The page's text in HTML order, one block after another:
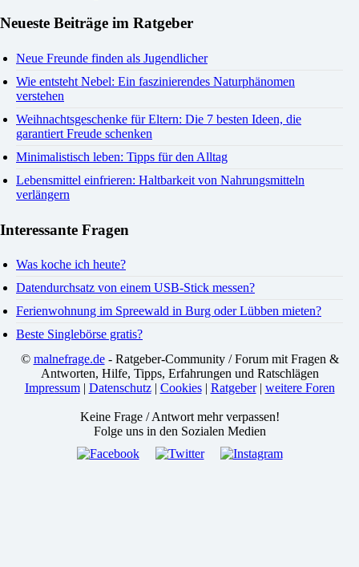
Neueste Beiträge im Ratgeber
Neue Freunde finden als Jugendlicher
Wie entsteht Nebel: Ein faszinierendes Naturphänomen
verstehen
Weihnachtsgeschenke für Eltern: Die 7 besten Ideen, die
garantiert Freude schenken
Minimalistisch leben: Tipps für den Alltag
Lebensmittel einfrieren: Haltbarkeit von Nahrungsmitteln
verlängern
Interessante Fragen
Was koche ich heute?
Datendurchsatz von einem USB-Stick messen?
Ferienwohnung im Spreewald in Burg oder Lübben mieten?
Beste Singlebörse gratis?
© malnefrage.de- Ratgeber-Community / Forum mit Fragen &
Antworten, Hilfe, Tipps, Erfahrungen und Ratschlägen
Impressum| Datenschutz| Cookies| Ratgeber| weitere Foren
Keine Frage / Antwort mehr verpassen!
Folge uns in den Sozialen Medien